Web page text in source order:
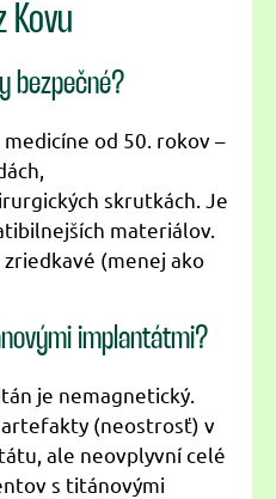
Kovu
bezpečné?
od 50. rokov –
skrutkách. Je
materiálov.
(menej ako
implantátmi?
je nemagnetický.
(neostrosť) v
ale neovplyvní celé
s titánovými